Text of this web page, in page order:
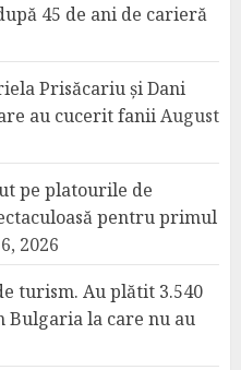
45 de ani de carieră
Prisăcariu și Dani
au cucerit faniiAugust
pe platourile de
pentru primul
2026
turism. Au plătit 3.540
Bulgaria la care nu au